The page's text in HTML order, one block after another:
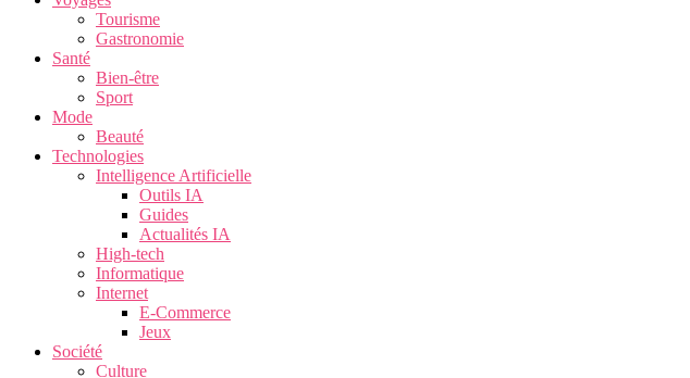
Tourisme
Gastronomie
Santé
Bien-être
Sport
Mode
Beauté
Technologies
Intelligence Artificielle
Outils IA
Guides
Actualités IA
High-tech
Informatique
Internet
E-Commerce
Jeux
Société
Culture